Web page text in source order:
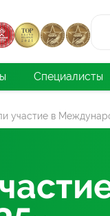
Специалисты
участие в